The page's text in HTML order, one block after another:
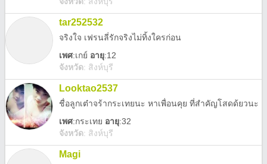
tar252532
จริงใจ เฟรนลี่รักจริงไม่ทิ้งใครก่อน
เพศ:เกย์ อายุ:12
จังหวัด: สิงห์บุรี
Looktao2537
ชื่อลูกเต๋าจร้ากระเทยนะ หาเพื่อนคุย ที่สำคัญโสดด้ยวนะ
เพศ:กระเทย อายุ:32
จังหวัด: สิงห์บุรี
Magi